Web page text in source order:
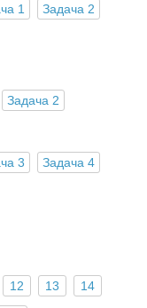
1 Задача 2
Задача 2
3 Задача 4
12 13 14